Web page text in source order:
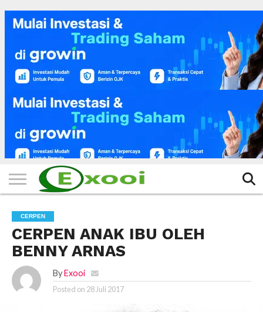
FILTER
BERITA
BIODATA
CERITA
CERPEN
EKSKLUSIF
FOTO
VIDEO
TIPS
MORE
CERPEN
CERPEN ANAK IBU OLEH
BENNY ARNAS
By Exooi
Posted on 28 Juli 2017